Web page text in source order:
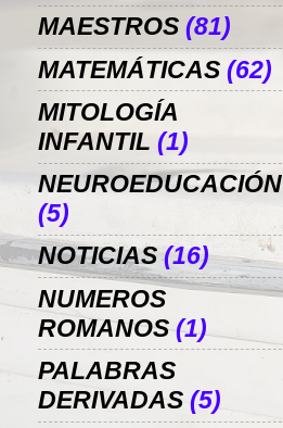
MAESTROS (81)
MATEMÁTICAS (62)
MITOLOGÍA
INFANTIL (1)
NEUROEDUCACIÓN
(5)
NOTICIAS (16)
NUMEROS
ROMANOS (1)
PALABRAS
DERIVADAS (5)